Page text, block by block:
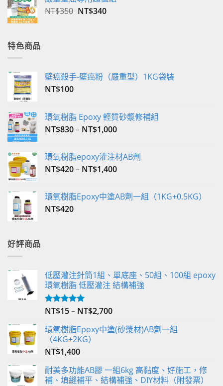
NT$2,800。
NT$350 原
NT$340目
特色商品
壁癌殺手-壁癌粉（嚴重型）1KG袋裝
NT$100
環氧樹脂 Epoxy 輕質砂漿修補組
NT$830– NT$1,000
環氧樹脂epoxy灌注材AB劑
NT$420– NT$1,400
環氧樹脂Epoxy中塗AB劑一組（1KG+0.5KG）
NT$420
好評商品
低壓灌注針筒1組、單底座、50組、100組 epoxy
環氧樹脂 低壓灌注 結構補強
評分5.00
NT$15– NT$2,700
環氧樹脂Epoxy中塗(砂漿材)AB劑一組
（4KG+2KG）
NT$1,400
耐美多功能AB膠 一組6kg 高黏度、好施工，修
補、填縫補平、結構補強、DIY材料（附發票）